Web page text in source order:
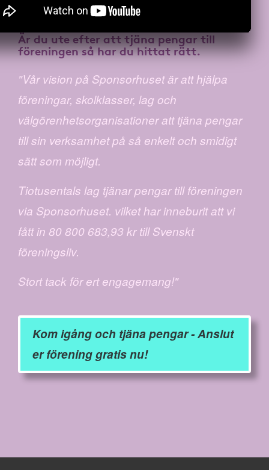
Är du ute efter atttjäna pengar till
föreningenså har du hittat rätt.
"Vår vision på Sponsorhuset är att hjälpa
föreningar, skolklasser, lag och
välgörenhetsorganisationer att tjäna pengar
till sin verksamhet på så enkelt och smidigt
sätt som möjligt.
Tiotusentals lag tjänar pengar till föreningen
via Sponsorhuset. vilket har inneburit att vi
fått in 80 800 683,93 kr till Svenskt
föreningsliv.
Stort tack för ert engagemang!"
Kom igång och tjäna pengar - Anslut
er förening gratis nu!